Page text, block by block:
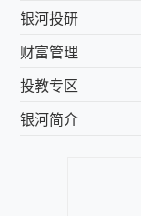
银河投研
财富管理
投教专区
银河简介